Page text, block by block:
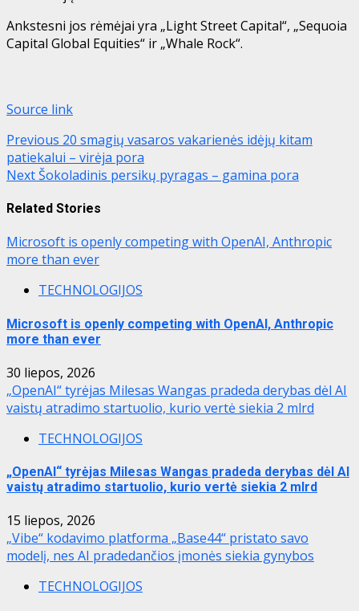
Ankstesni jos rėmėjai yra „Light Street Capital“, „Sequoia
Capital Global Equities“ ir „Whale Rock“.
Source link
Post
navigation
Previous 20 smagių vasaros vakarienės idėjų kitam
patiekalui – virėja pora
NextŠokoladinis persikų pyragas – gamina pora
Related Stories
Microsoft is openly competing with OpenAI, Anthropic
more than ever
TECHNOLOGIJOS
Microsoft is openly competing with OpenAI, Anthropic
more than ever
30 liepos, 2026
„OpenAI“ tyrėjas Milesas Wangas pradeda derybas dėl AI
vaistų atradimo startuolio, kurio vertė siekia 2 mlrd
TECHNOLOGIJOS
„OpenAI“ tyrėjas Milesas Wangas pradeda derybas dėl AI
vaistų atradimo startuolio, kurio vertė siekia 2 mlrd
15 liepos, 2026
„Vibe“ kodavimo platforma „Base44“ pristato savo
modelį, nes AI pradedančios įmonės siekia gynybos
TECHNOLOGIJOS